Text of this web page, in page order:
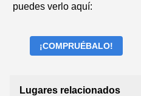
puedes verlo aquí:
¡COMPRUÉBALO!
Lugares relacionados